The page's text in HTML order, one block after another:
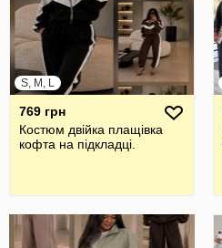
S, M, L
769 грн
Костюм двійка плащівка
кофта на підкладці.